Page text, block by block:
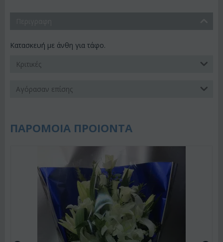
Κατασκευή με άνθη για τάφο.
Κριτικές
Αγόρασαν επίσης
ΠΑΡΟΜΟΙΑ ΠΡΟΙΟΝΤΑ